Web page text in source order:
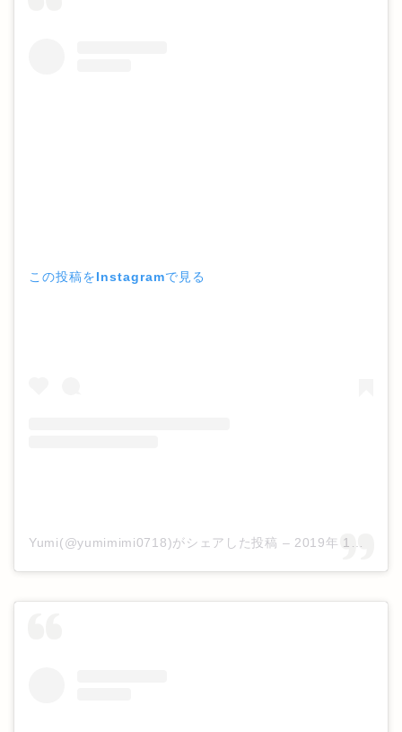
この投稿をInstagramで見る
Yumi(@yumimimi0718)がシェアした投稿 – 2019年 1月月6日午前4時54分PST